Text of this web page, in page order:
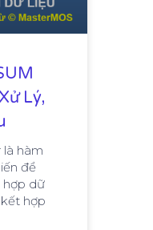
Lý,
hàm
để
hợp dữ
hợp